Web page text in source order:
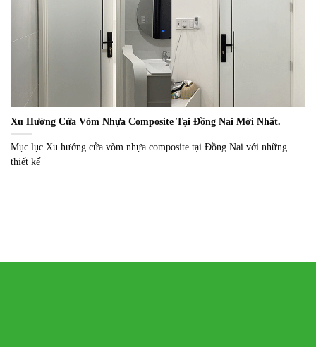
Xu Hướng Cửa Vòm Nhựa Composite Tại Đồng Nai Mới Nhất.
Mục lục Xu hướng cửa vòm nhựa composite tại Đồng Nai với những
thiết kế